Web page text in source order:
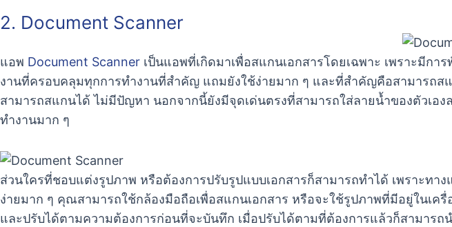
2. Document Scanner
แอพ Document Scanner เป็นแอพที่เกิดมาเพื่อสแกนเอกสารโดยเฉพาะ เพราะมีก
งานที่ครอบคลุมทุกการทำงานที่สำคัญ แถมยังใช้ง่ายมาก ๆ และที่สำคัญคือสามารถส
สามารถสแกนได้ ไม่มีปัญหา นอกจากนี้ยังมีจุดเด่นตรงที่สามารถใส่ลายน้ำของตัวเอ
ทำงานมาก ๆ
ส่วนใครที่ชอบแต่งรูปภาพ หรือต้องการปรับรูปแบบเอกสารก็สามารถทำได้ เพราะท
ง่ายมาก ๆ คุณสามารถใช้กล้องมือถือเพื่อสแกนเอกสาร หรือจะใช้รูปภาพที่มีอยู่ในเค
และปรับได้ตามความต้องการก่อนที่จะบันทึก เมื่อปรับได้ตามที่ต้องการแล้วก็สามารถ